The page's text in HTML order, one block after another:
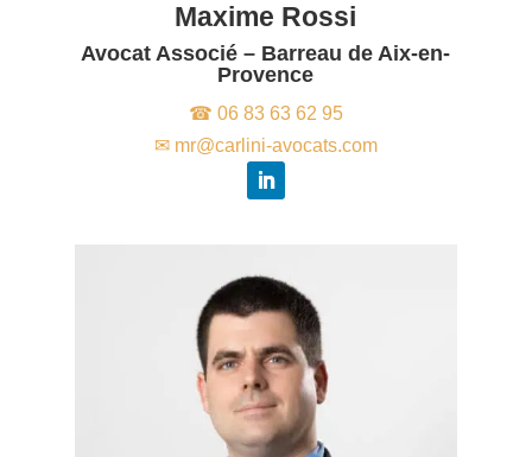
Maxime Rossi
Avocat Associé – Barreau de Aix-en-
Provence
☎ 06 83 63 62 95
✉ mr@carlini-avocats.com